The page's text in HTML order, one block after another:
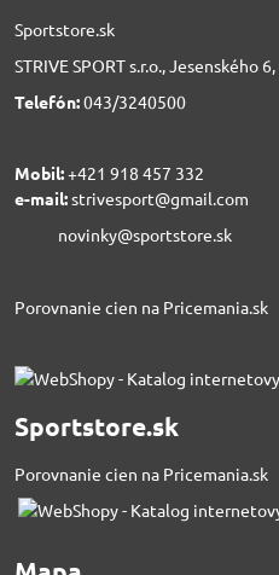
Sportstore.sk
STRIVE SPORT s.r.o., Jesenského
Telefón:043/3240500
Mobil:+421 918 457 332
e-mail:strivesport@gmail.com
novinky@sportstore.sk
Porovnanie cien na Pricemania.sk
Sportstore.sk
Porovnanie cien na Pricemania.sk